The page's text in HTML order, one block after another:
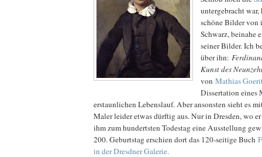
untergebracht
schöne Bilder von
Schwarz, beinahe
seiner Bilder. Ich
über ihn:
Kunst des
von Mathias
Dissertation eines
erstaunlichen Lebenslauf. Aber ansonsten sieht es
Maler leider etwas dürftig aus. Nur in Dresden, wo
ihm zum hundertsten Todestag eine Ausstellung
200. Geburtstag erschien dort das 120-seitige Buch
in der Dresdner Galerie.